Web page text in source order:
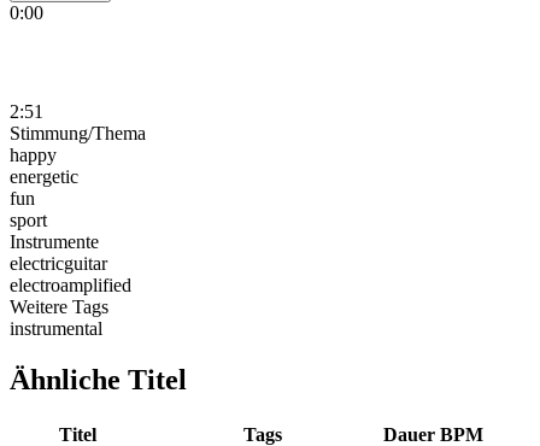
0:00
2:51
Stimmung/Thema
happy
energetic
fun
sport
Instrumente
electricguitar
electroamplified
Weitere Tags
instrumental
Ähnliche Titel
Titel Tags Dauer BPM